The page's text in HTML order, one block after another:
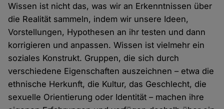
Wissen ist nicht das, was wir an Erkenntnissen über
die Realität sammeln, indem wir unsere Ideen,
Vorstellungen, Hypothesen an ihr testen und dann
korrigieren und anpassen. Wissen ist vielmehr ein
soziales Konstrukt. Gruppen, die sich durch
verschiedene Eigenschaften auszeichnen – etwa die
ethnische Herkunft, die Kultur, das Geschlecht, die
sexuelle Orientierung oder Identität – machen ihre